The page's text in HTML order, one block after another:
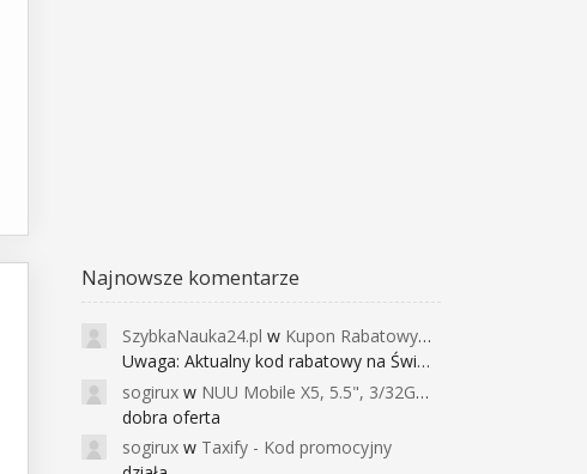
Najnowsze komentarze
SzybkaNauka24.pl w Kupon Rabatowy na Kurs Angielskiego dla Dzieci - FunEnglish
Uwaga: Aktualny kod rabatowy na Święta (
sogirux w NUU Mobile X5, 5.5", 3/32GB, czujnik linii papilarnych, 2950mAh, aparat 13MP za 267zł - Banggood
dobra oferta
sogirux w Taxify - Kod promocyjny